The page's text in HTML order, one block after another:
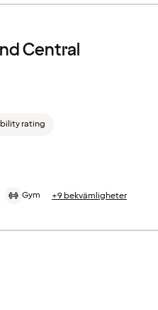
Central
rating
Gym +9 bekvämligheter